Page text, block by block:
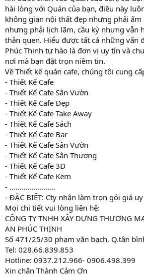
hài lòng với Quán của bạn, điều này
không gian nội thất đẹp nhưng phải ấm
nhưng phải lịch lãm, cầu kỳ nhưng vẫn
thân quen. Hiểu được tất cả những vấn
Phúc Thịnh tự hào là đơn vị uy tín và
nơi mà bạn đặt trọn niềm tin.
Về Thiết kế quán cafe, chúng tôi cung
- Thiết Kế Cafe
- Thiết Kế Cafe Sân Vườn
- Thiết Kế Cafe Đẹp
- Thiết Kế Cafe Take Away
- Thiết Kế Cafe Sách
- Thiết Kế Cafe Bar
- Thiết Kế Cafe Sân Vườn
- Thiết Kế Cafe Sân Thượng
- Thiết Kế Cafe 3D
- Thiết Kế Cafe Kem
- .......................
- ĐẶC BIỆT: Cty nhận làm trọn gói giá
Mọi chi tiết vui lòng liên hệ:
CÔNG TY TNHH XÂY DỰNG THƯƠNG
AN PHÚC THỊNH
Số 471/25/30 phạm văn bạch, Q.tân
Tel: 028.66.839.853
Hotline: 0937.212.966- 0906.498.399
Xin chân Thành Cảm Ơn